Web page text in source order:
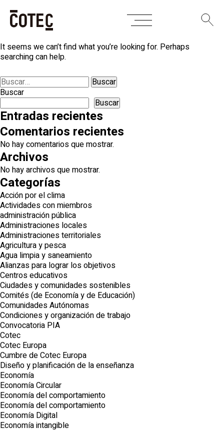
SkipNothing Found
It seems we can’t find what you’re looking for. Perhaps
searching can help.
Buscar:
Buscar
Buscar
Entradas recientes
Comentarios recientes
No hay comentarios que mostrar.
Archivos
No hay archivos que mostrar.
Categorías
Acción por el clima
Actividades con miembros
administración pública
Administraciones locales
Administraciones territoriales
Agricultura y pesca
Agua limpia y saneamiento
Alianzas para lograr los objetivos
Centros educativos
Ciudades y comunidades sostenibles
Comités (de Economía y de Educación)
Comunidades Autónomas
Condiciones y organización de trabajo
Convocatoria PIA
Cotec
Cotec Europa
Cumbre de Cotec Europa
Diseño y planificación de la enseñanza
Economía
Economía Circular
Economía del comportamiento
Economía del comportamiento
Economía Digital
Economía intangible